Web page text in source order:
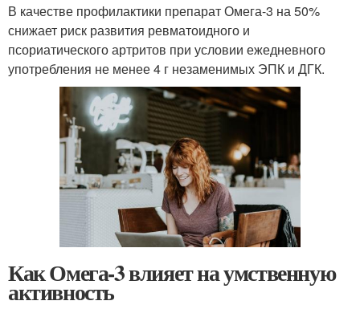
В качестве профилактики препарат Омега-3 на 50%
снижает риск развития ревматоидного и
псориатического артритов при условии ежедневного
употребления не менее 4 г незаменимых ЭПК и ДГК.
Как Омега-3 влияет на умственную
активность